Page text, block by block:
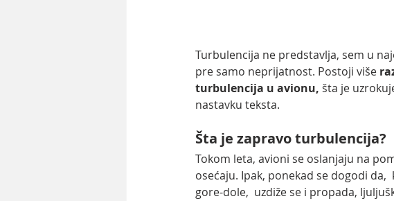
Turbulencija ne predstavlja, sem u
pre samo neprijatnost. Postoji više
turbulencija u avionu, šta je
nastavku teksta.
Šta je zapravo turbulencija?
Tokom leta, avioni se oslanjaju na
osećaju. Ipak, ponekad se dogodi
gore-dole,  uzdiže se i propada,